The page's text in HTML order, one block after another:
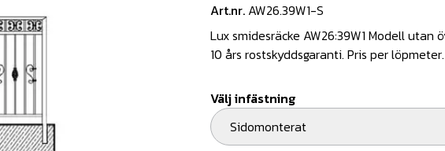
Art.nr. AW26.39W1-S
Lux smidesräcke AW26:39W1 Modell utan
10 års rostskyddsgaranti. Pris per löpmeter.
Välj infästning
Sidomonterat